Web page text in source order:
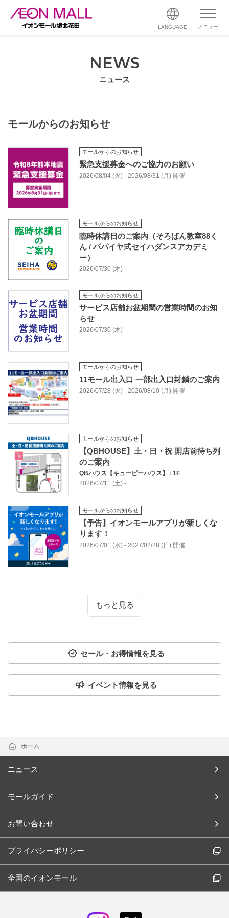
LANGUAGE メニュー
NEWS
ニュース
モールからのお知らせ
モールからのお知らせ
緊急支援募金へのご協力のお願い
2026/08/04 (火) - 2026/08/31 (月) 開催
モールからのお知らせ
臨時休講日のご案内（そろばん教室88く
ん / パパイヤ式セイハダンスアカデミ
ー）
2026/07/30 (木)
モールからのお知らせ
サービス店舗お盆期間の営業時間のお知
らせ
2026/07/30 (木)
モールからのお知らせ
11モール出入口 一部出入口封鎖のご案内
2026/07/28 (火) - 2026/08/10 (月) 開催
モールからのお知らせ
【QBHOUSE】土・日・祝 開店前待ち列
のご案内
QBハウス【キュービーハウス】 / 1F
2026/07/11 (土) -
モールからのお知らせ
【予告】イオンモールアプリが新しくな
ります！
2026/07/01 (水) - 2027/02/28 (日) 開催
もっと見る
セール・お得情報を見る
イベント情報を見る
ホーム
ニュース
モールガイド
お問い合わせ
プライバシーポリシー
全国のイオンモール